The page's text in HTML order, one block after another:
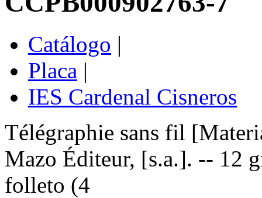
Catálogo |
Placa |
IES Cardenal Cisneros
Télégraphie sans fil
Mazo Éditeur, [s.a.]. -- 12
folleto (4